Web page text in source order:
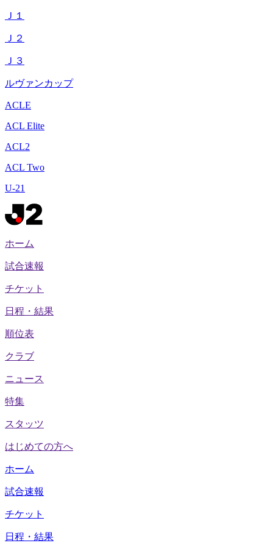
Ｊ１
Ｊ２
Ｊ３
ルヴァンカップ
ACLE
ACL Elite
ACL2
ACL Two
U-21
ホーム
試合速報
チケット
日程・結果
順位表
クラブ
ニュース
特集
スタッツ
はじめての方へ
ホーム
試合速報
チケット
日程・結果